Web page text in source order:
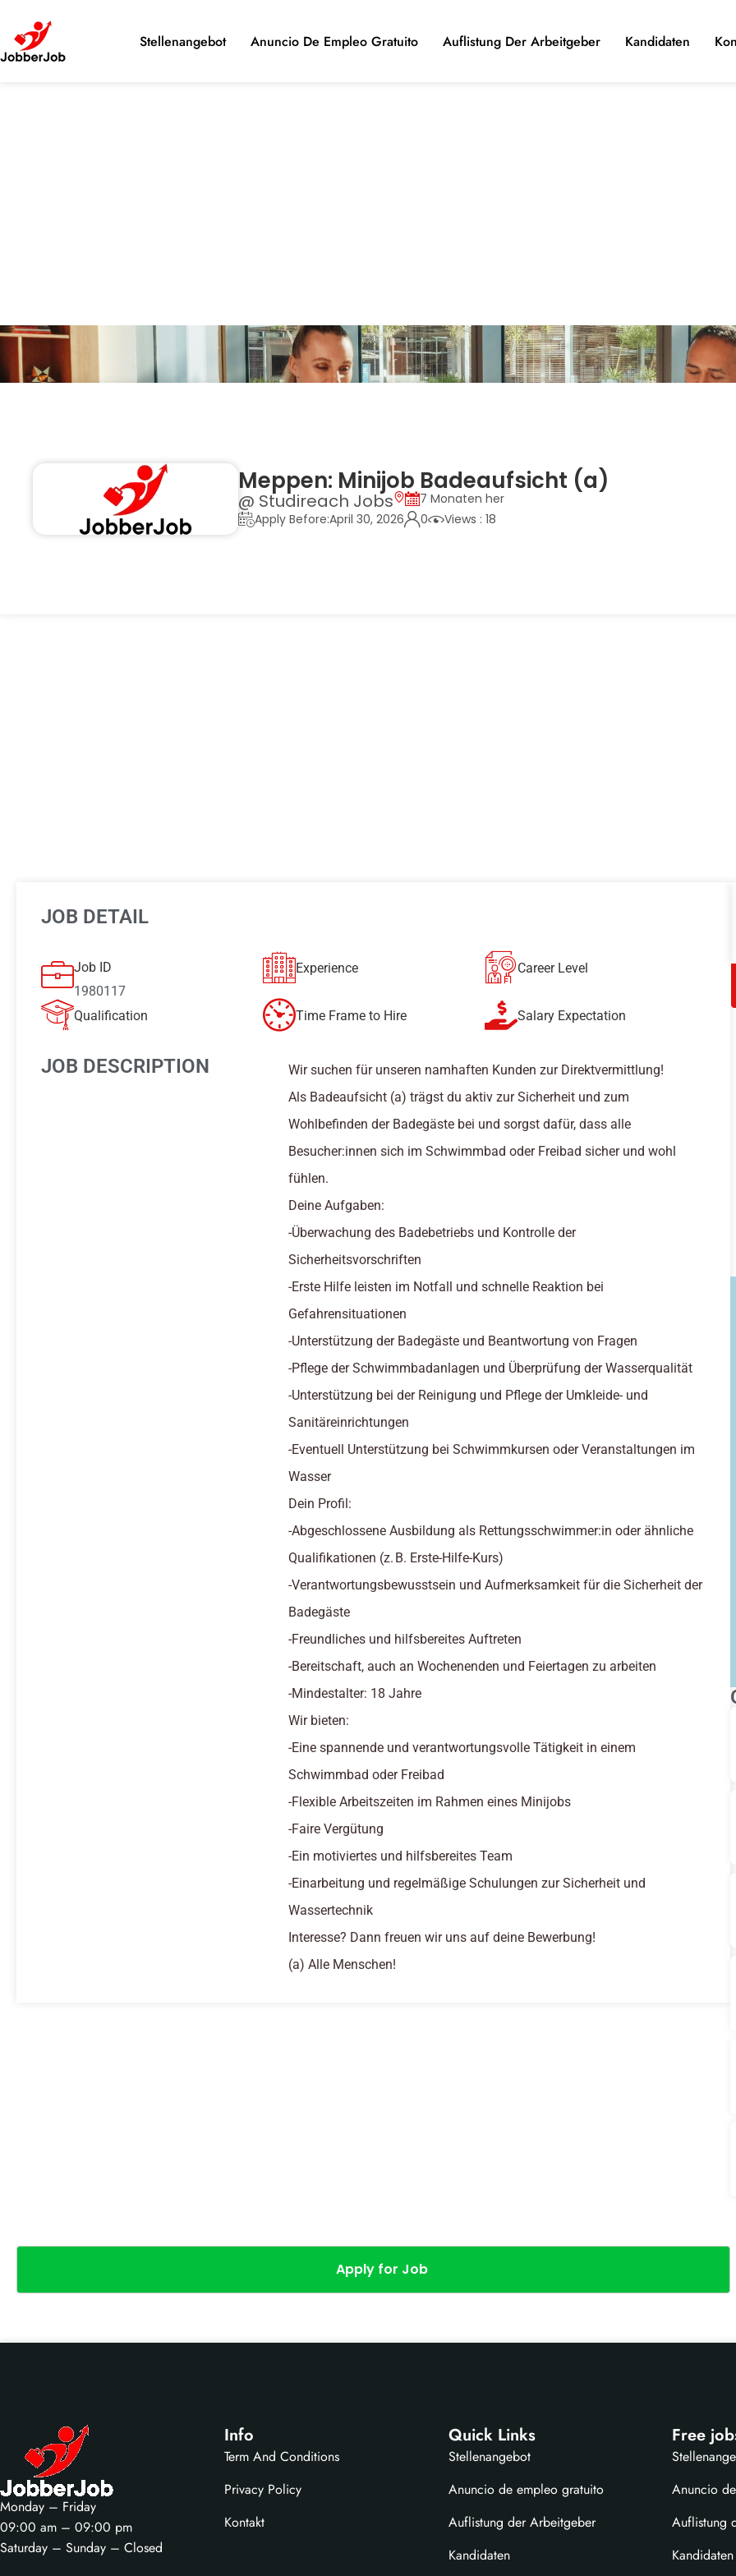
Stellenangebot Anuncio De Empleo Gratuito Auflistung Der Arbeitgeber Kandidaten
Meppen: Minijob Badeaufsicht (a)
@ Studireach Jobs
7 Monaten her
Apply Before:April 30, 2026
0 Views : 18
JOB DETAIL
Job ID
1980117
Experience Career Level
Qualification Time Frame to Hire Salary Expectation
JOB DESCRIPTION
Wir suchen für unseren namhaften Kunden zur Direktvermittlung!
Als Badeaufsicht (a) trägst du aktiv zur Sicherheit und zum
Wohlbefinden der Badegäste bei und sorgst dafür, dass alle
Besucher:innen sich im Schwimmbad oder Freibad sicher und wohl
fühlen.
Deine Aufgaben:
-Überwachung des Badebetriebs und Kontrolle der
Sicherheitsvorschriften
-Erste Hilfe leisten im Notfall und schnelle Reaktion bei
Gefahrensituationen
-Unterstützung der Badegäste und Beantwortung von Fragen
-Pflege der Schwimmbadanlagen und Überprüfung der Wasserqualität
-Unterstützung bei der Reinigung und Pflege der Umkleide- und
Sanitäreinrichtungen
-Eventuell Unterstützung bei Schwimmkursen oder Veranstaltungen im
Wasser
Dein Profil:
-Abgeschlossene Ausbildung als Rettungsschwimmer:in oder ähnliche
Qualifikationen (z. B. Erste-Hilfe-Kurs)
-Verantwortungsbewusstsein und Aufmerksamkeit für die Sicherheit der
Badegäste
-Freundliches und hilfsbereites Auftreten
-Bereitschaft, auch an Wochenenden und Feiertagen zu arbeiten
-Mindestalter: 18 Jahre
Wir bieten:
-Eine spannende und verantwortungsvolle Tätigkeit in einem
Schwimmbad oder Freibad
-Flexible Arbeitszeiten im Rahmen eines Minijobs
-Faire Vergütung
-Ein motiviertes und hilfsbereites Team
-Einarbeitung und regelmäßige Schulungen zur Sicherheit und
Wassertechnik
Interesse? Dann freuen wir uns auf deine Bewerbung!
(a) Alle Menschen!
Apply for Job
Monday – Friday
09:00 am – 09:00 pm
Saturday – Sunday – Closed
Info
Term And Conditions
Privacy Policy
Kontakt
Quick Links
Stellenangebot
Anuncio de empleo gratuito
Auflistung der Arbeitgeber
Kandidaten
Free
Anuncio
Auflistung
Kandidaten